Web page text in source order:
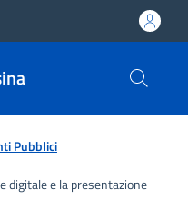
Pubblici
digitale e la presentazione